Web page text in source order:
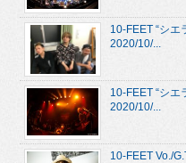
10-FEET “シエ
2020/10/...
10-FEET “シエ
2020/10/...
10-FEET Vo./